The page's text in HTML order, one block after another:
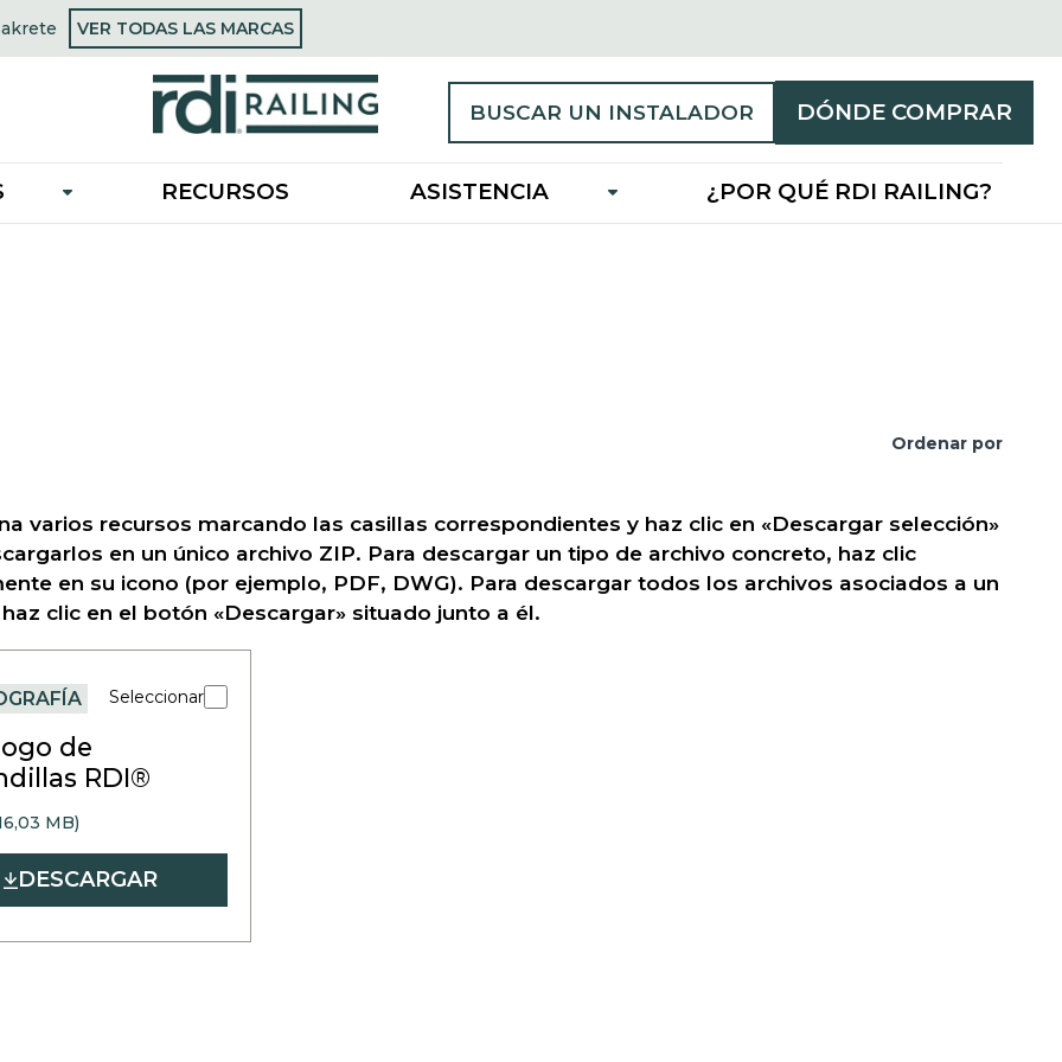
VER TODAS LAS MARCASOPENS
IN
A
NEW
TAB
BUSCAR UN INSTALADOR DÓNDE COMPRAR
RECURSOS ASISTENCIA ¿POR QUÉ RDI RAILING?
Ordenar por
varios recursos marcando las casillas correspondientes y haz clic en «Descargar selección»
en un único archivo ZIP. Para descargar un tipo de archivo concreto, haz clic
en su icono (por ejemplo, PDF, DWG). Para descargar todos los archivos asociados a un
clic en el botón «Descargar» situado junto a él.
Seleccionar
de
RDI®
MB)
DESCARGAR